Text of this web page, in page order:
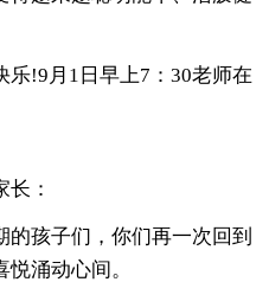
乐!9月1日早上7：30老师在
：
孩子们，你们再一次回到
涌动心间。